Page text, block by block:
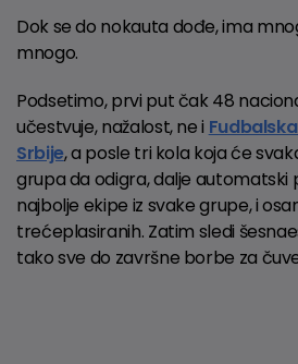
Dok se do nokauta dođe, ima
mnogo.
Podsetimo, prvi put čak 48
učestvuje, nažalost, ne i
Srbije, a posle tri kola koja će
grupa da odigra, dalje automatski
najbolje ekipe iz svake grupe, i
trećeplasiranih. Zatim sledi
tako sve do završne borbe za